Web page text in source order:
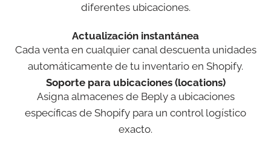
diferentes ubicaciones.
Actualización instantánea
Cada venta en cualquier canal descuenta unidades
automáticamente de tu inventario en Shopify.
Soporte para ubicaciones (locations)
Asigna almacenes de Beply a ubicaciones
específicas de Shopify para un control logístico
exacto.